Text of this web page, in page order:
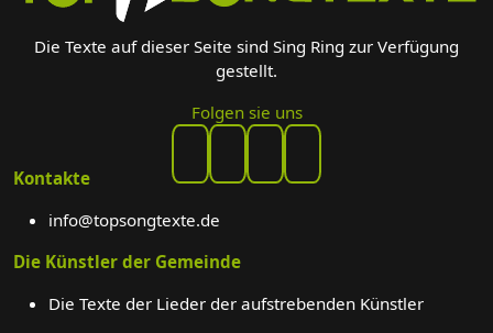
Die Texte auf dieser Seite sind Sing Ring zur Verfügung
gestellt.
Folgen sie uns
Kontakte
info@topsongtexte.de
Die Künstler der Gemeinde
Die Texte der Lieder der aufstrebenden Künstler